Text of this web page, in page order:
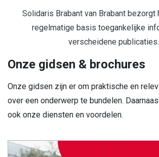
Solidaris Brabant van Brabant bezorgt
regelmatige basis toegankelijke
verscheidene publicaties.
Onze gidsen & brochures
Onze gidsen zijn er om praktische en
over een onderwerp te bundelen.
ook onze diensten en voordelen.